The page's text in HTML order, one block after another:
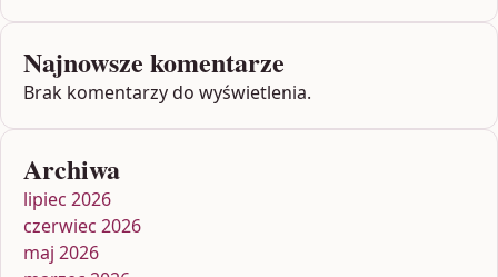
Najnowsze komentarze
Brak komentarzy do wyświetlenia.
Archiwa
lipiec 2026
czerwiec 2026
maj 2026